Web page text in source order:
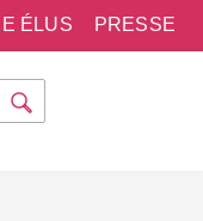
PRESSE
ÉLUS